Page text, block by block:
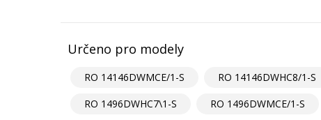
Určeno pro modely
RO 14146DWMCE/1-S RO 14146DWHC8/1-S
RO 1496DWHC7\1-S
RO 1496DWMCE/1-S